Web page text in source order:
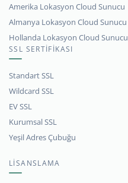
Amerika Lokasyon Cloud Sunucu
Almanya Lokasyon Cloud Sunucu
Hollanda Lokasyon Cloud Sunucu
SSL SERTİFİKASI
Standart SSL
Wildcard SSL
EV SSL
Kurumsal SSL
Yeşil Adres Çubuğu
LİSANSLAMA